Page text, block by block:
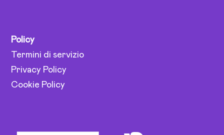
Policy
Termini di servizio
Privacy Policy
Cookie Policy